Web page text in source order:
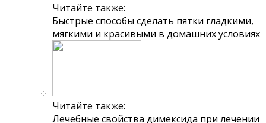
Читайте также:
Быстрые способы сделать пятки гладкими,
мягкими и красивыми в домашних условиях
Читайте также:
Лечебные свойства димексида при лечении